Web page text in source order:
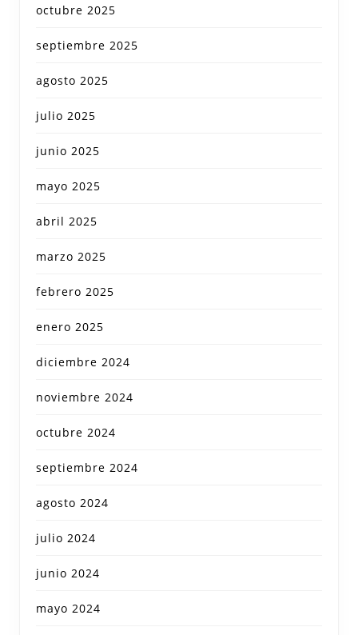
octubre 2025
septiembre 2025
agosto 2025
julio 2025
junio 2025
mayo 2025
abril 2025
marzo 2025
febrero 2025
enero 2025
diciembre 2024
noviembre 2024
octubre 2024
septiembre 2024
agosto 2024
julio 2024
junio 2024
mayo 2024